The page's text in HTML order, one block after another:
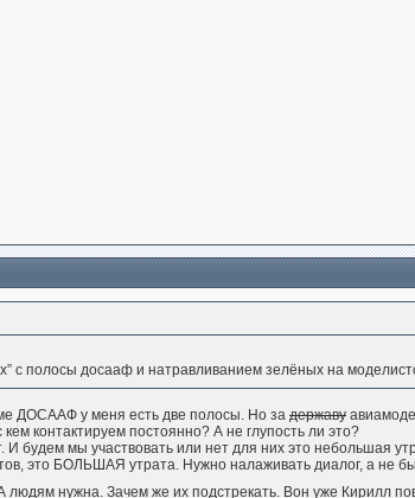
с полосы досааф и натравливанием зелёных на
ДОСААФ у меня есть две полосы. Но за державу
контактируем постоянно? А не глупость ли это?
будем мы участвовать или нет для них это небольшая
это БОЛЬШАЯ утрата. Нужно налаживать диалог, а не
нужна. Зачем же их подстрекать. Вон уже Кирилл